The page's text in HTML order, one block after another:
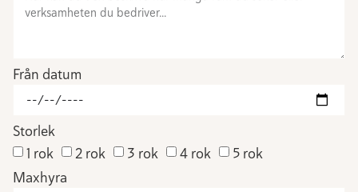
Från datum
Storlek
1 rok
2 rok 3 rok 4 rok
5 rok
Maxhyra